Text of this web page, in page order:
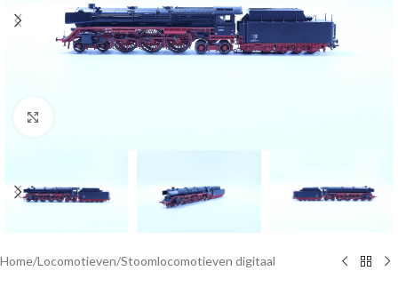
Home/Locomotieven/Stoomlocomotieven digitaal